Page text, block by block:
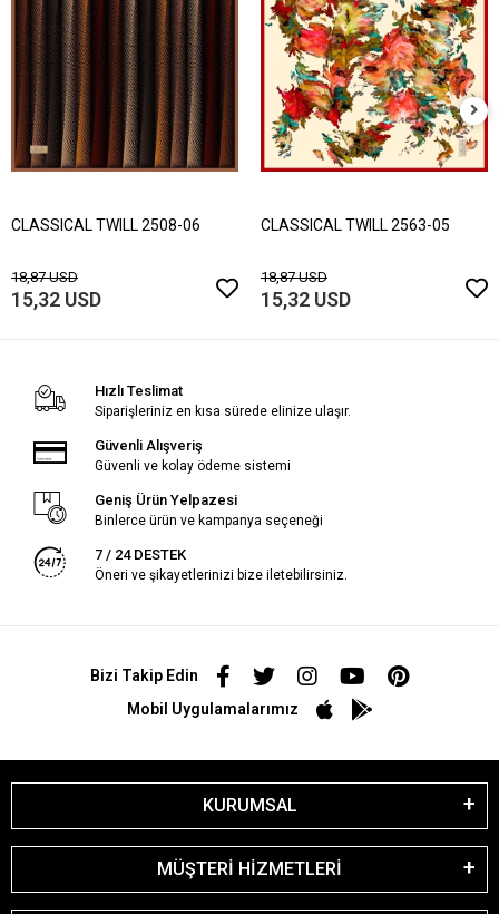
CLASSICAL TWILL 2508-06
18,87 USD
15,32 USD
CLASSICAL TWILL 2563-05
18,87 USD
15,32 USD
Hızlı Teslimat
Siparişleriniz en kısa sürede elinize ulaşır.
Güvenli Alışveriş
Güvenli ve kolay ödeme sistemi
Geniş Ürün Yelpazesi
Binlerce ürün ve kampanya seçeneği
7 / 24 DESTEK
Öneri ve şikayetlerinizi bize iletebilirsiniz.
Bizi Takip Edin
Mobil Uygulamalarımız
KURUMSAL
MÜŞTERİ HİZMETLERİ